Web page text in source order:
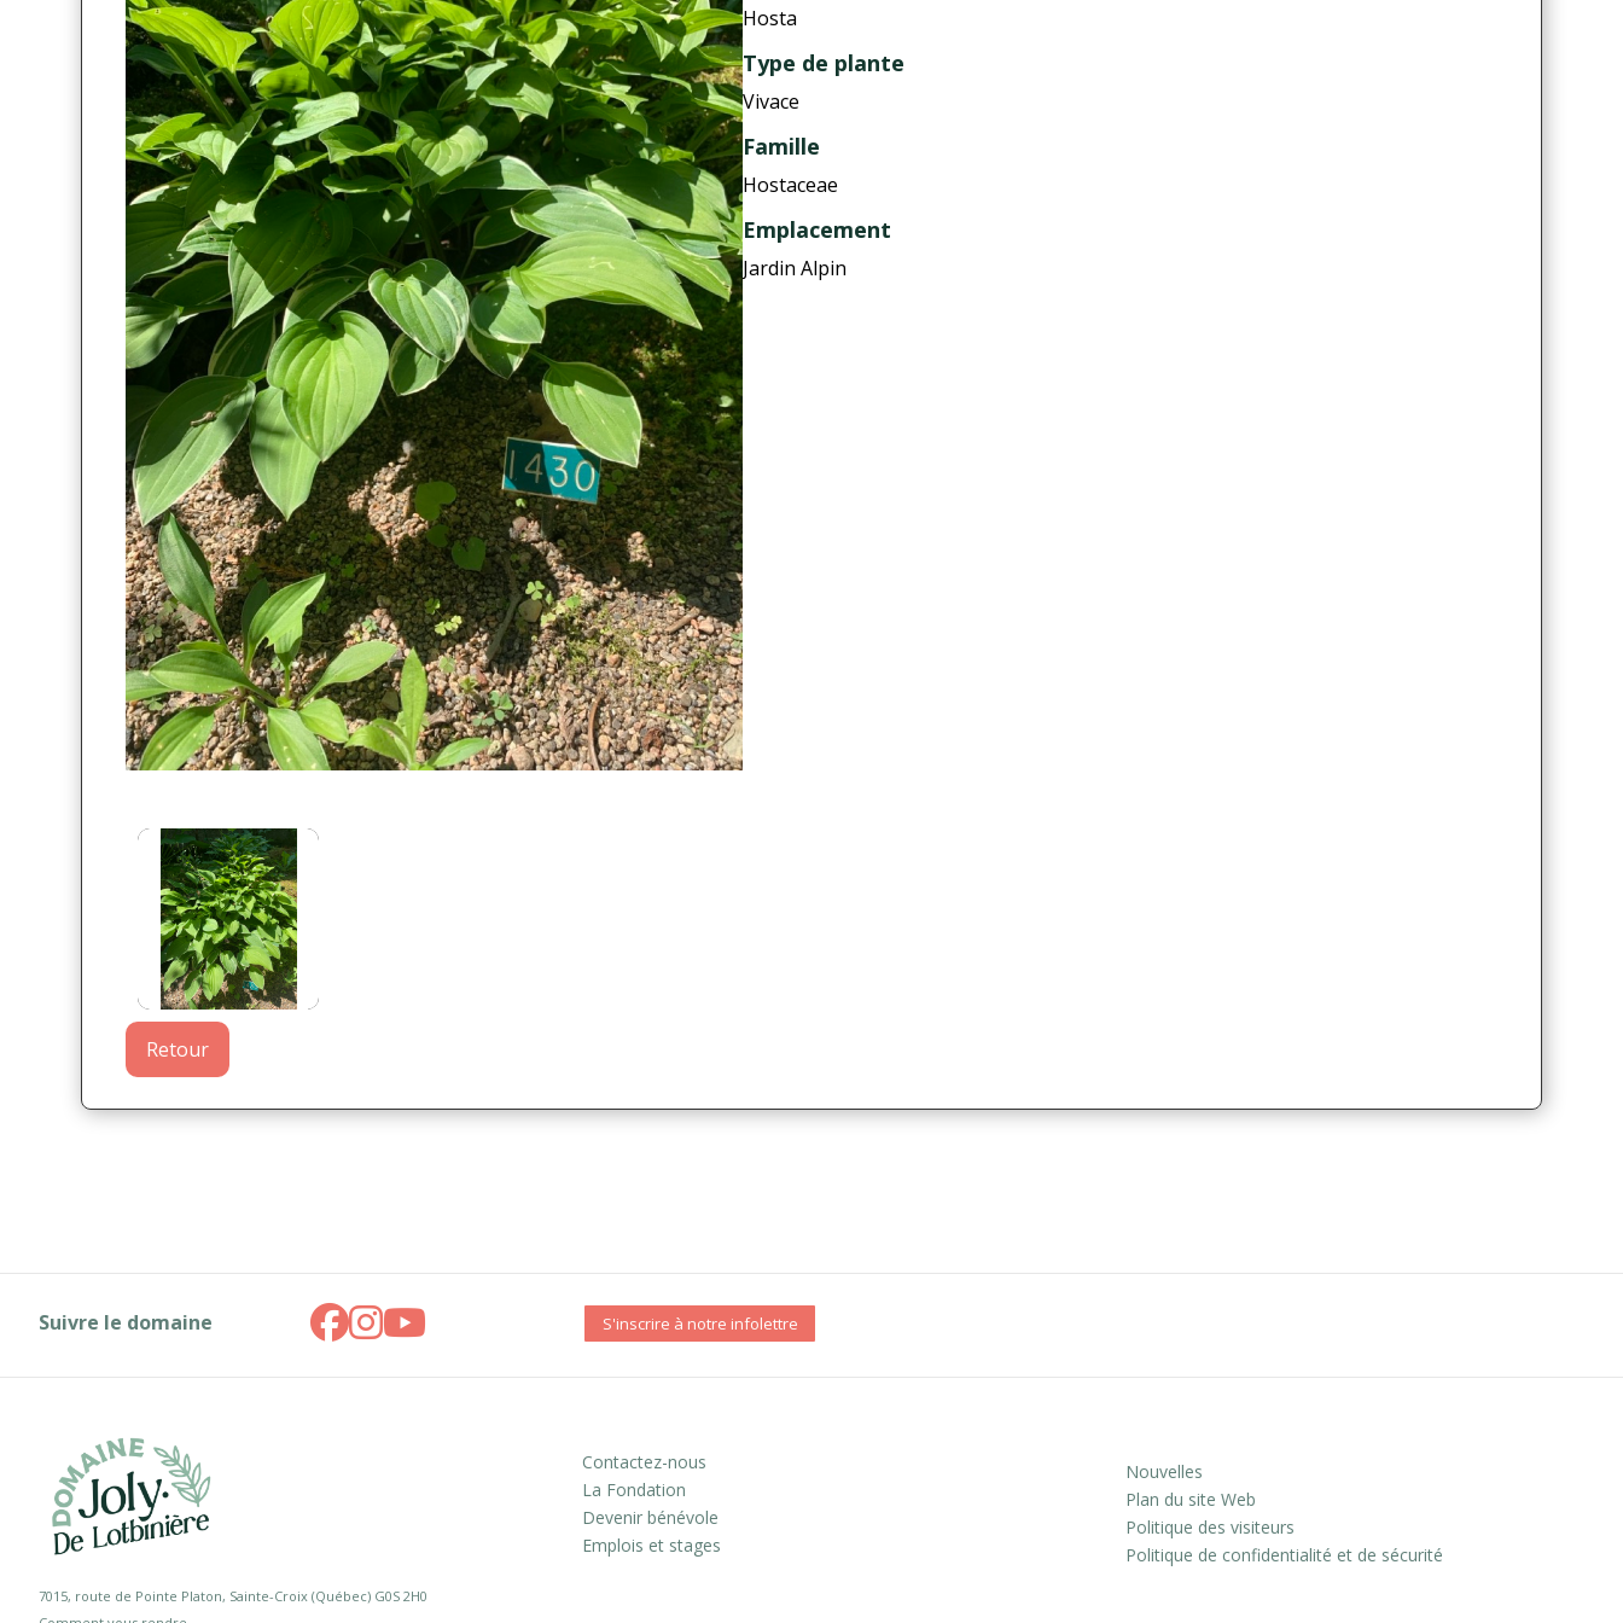
Hosta
Type de plante
Vivace
Famille
Hostaceae
Emplacement
Jardin Alpin
Retour
Suivre le domaine S'inscrire à notre infolettre
7015, route de Pointe Platon, Sainte-Croix (Québec) G0S 2H0
Contactez-nous
La Fondation
Devenir bénévole
Emplois et stages
Nouvelles
Plan du site Web
Politique des visiteurs
Politique de confidentialité et de sécurité